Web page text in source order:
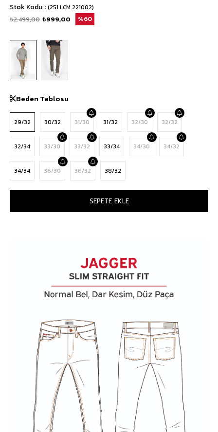
Stok Kodu (251 LCM 221002)
₺2.499,00 ₺999,00 60
Beden Tablosu
29/32 30/32 31/30 31/32 32/30 32/32
32/34 33/30 33/32 33/34 34/30 34/32
34/34 36/30 36/32 38/32